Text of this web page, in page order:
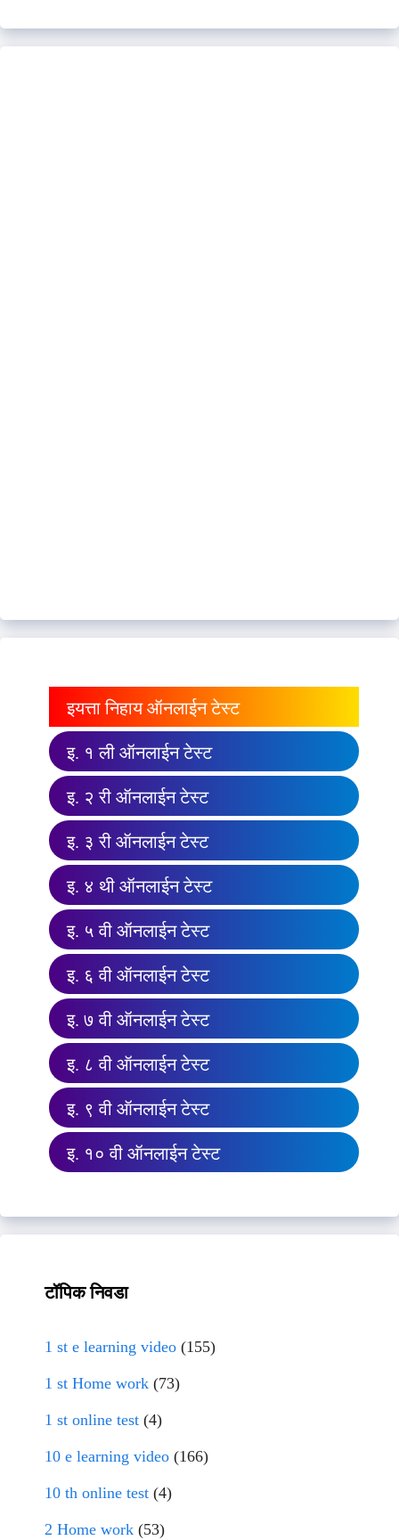
इयत्ता निहाय ऑनलाईन टेस्ट
इ. १ ली ऑनलाईन टेस्ट
इ. २ री ऑनलाईन टेस्ट
इ. ३ री ऑनलाईन टेस्ट
इ. ४ थी ऑनलाईन टेस्ट
इ. ५ वी ऑनलाईन टेस्ट
इ. ६ वी ऑनलाईन टेस्ट
इ. ७ वी ऑनलाईन टेस्ट
इ. ८ वी ऑनलाईन टेस्ट
इ. ९ वी ऑनलाईन टेस्ट
इ. १० वी ऑनलाईन टेस्ट
टॉपिक निवडा
1 st e learning video (155)
1 st Home work (73)
1 st online test (4)
10 e learning video (166)
10 th online test (4)
2 Home work (53)